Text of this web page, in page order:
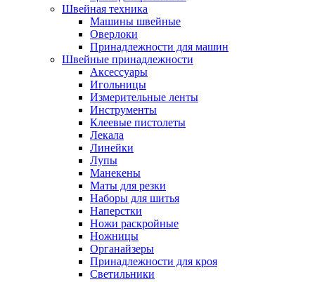
Швейная техника
Машины швейные
Оверлоки
Принадлежности для машин
Швейные принадлежности
Аксессуары
Игольницы
Измерительные ленты
Инструменты
Клеевые пистолеты
Лекала
Линейки
Лупы
Манекены
Маты для резки
Наборы для шитья
Наперстки
Ножи раскройные
Ножницы
Органайзеры
Принадлежности для кроя
Светильники